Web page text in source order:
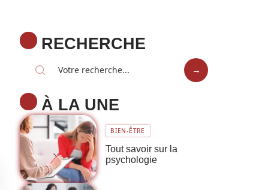
RECHERCHE
À LA UNE
BIEN-ÊTRE
Tout savoir sur la
psychologie